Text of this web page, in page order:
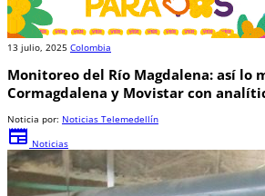
13 julio, 2025 Colombia
Monitoreo del Río Magdalena: así lo
Cormagdalena y Movistar con
Noticia por: Noticias Telemedellín
newspaper Noticias